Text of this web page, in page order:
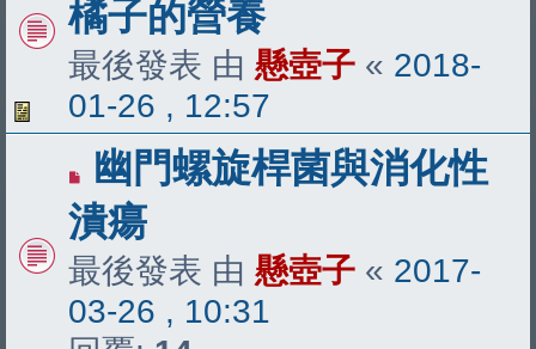
橘子的營養
最後發表 由 懸壺子 « 2018-
01-26 , 12:57
幽門螺旋桿菌與消化性
潰瘍
最後發表 由 懸壺子 « 2017-
03-26 , 10:31